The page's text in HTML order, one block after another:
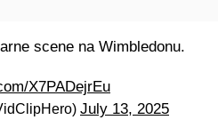
scene na Wimbledonu.
X7PADejrEu
July 13, 2025